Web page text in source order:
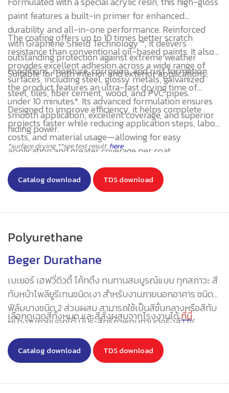
paint features a built-in primer for enhanced
durability and all-in-one performance. Reinforced
with Graphene Shield Technology™, it delivers
outstanding protection against extreme weather
conditions, moisture, corrosion, and rust formation.
The coating offers up to 10 times better scratch
resistance than conventional oil-based paints. It also
provides excellent adhesion across a wide range of
surfaces, including steel, glossy metals, galvanized
steel, tiles, fiber cement, wood, and PVC pipes.
Suitable for both interior and exterior applications,
the product features an ultra-fast drying time of
under 10 minutes*. Its advanced formulation ensures
smooth application, excellent coverage, and superior
hiding power.
Designed to improve efficiency, it helps complete
projects faster while reducing application steps, labor
costs, and material usage—allowing for easy
application and greater coverage per coat.
*surface drying **see test result here
Catalog download TDS download
Polyurethane
Beger Durathane
เบเยอร์ เฮฟวี่ดิวตี้ โค้ทติ้ง ทนทานสมบูรณ์แบบ ทุกสภาวะ สี
ทับหน้าโพลียูรีเทนชนิดเงา สำหรับงานภายนอกอาคาร ชนิด
ฟิล์มบางชนิด 2 ส่วนผสม สามารถใช้เป็นสีชั้นกลางหรือสีทับ
หน้างานภายนอกได้ มีประสิทธิภาพทนทานต่อรังสี UV
ทนทานต่อการกัดกร่อน ทนสารเคมี ทนกรดทนด่างได้ดีเยี่ยม
ทนแรงขีดขูดเป็นเลิศ ทนทานต่อน้ำได้ดีเป็นเลิศ มีความเงา
งามทนนาน
เลือกดูเฉดสีทั้งหมด และสีสั่งผสมจากโรงงานได้ที่นี่
Catalog download TDS download